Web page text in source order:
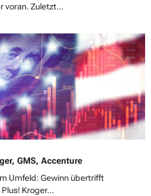
voran. Zuletzt...
GMS, Accenture
Umfeld: Gewinn übertrifft
Kroger...